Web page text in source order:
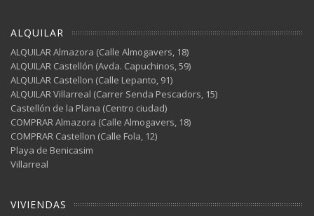
ALQUILAR
ALQUILAR Almazora (Calle Almogavers, 18)
ALQUILAR Castellón (Avda. Capuchinos, 59)
ALQUILAR Castellon (Calle Lepanto, 91)
ALQUILAR Villarreal (Carrer Senda Pescadors, 15)
Castellón de la Plana (Centro ciudad)
COMPRAR Almazora (Calle Almogavers, 18)
COMPRAR Castellon (Calle Fola, 12)
Playa de Benicasim
Villarreal
VIVIENDAS